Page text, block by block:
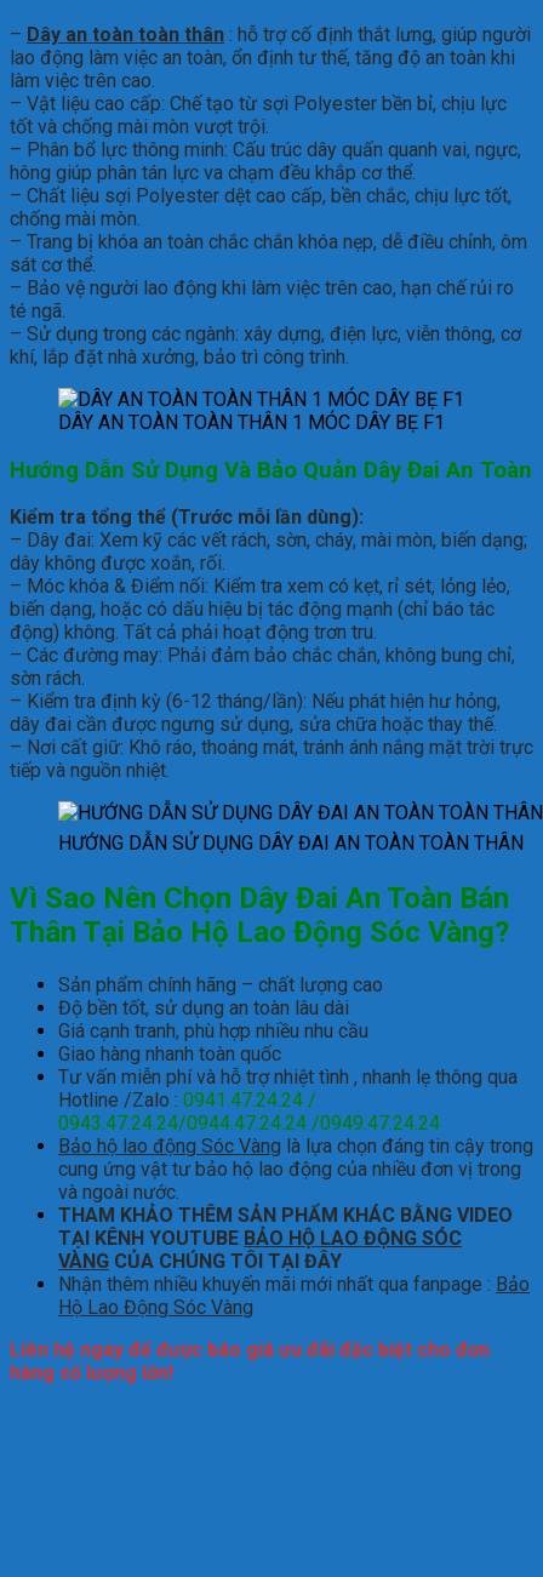
– Dây an toàn toàn thân : hỗ trợ cố định thắt lưng, giúp người
lao động làm việc an toàn, ổn định tư thế, tăng độ an toàn khi
làm việc trên cao.
– Vật liệu cao cấp: Chế tạo từ sợi Polyester bền bỉ, chịu lực
tốt và chống mài mòn vượt trội.
– Phân bổ lực thông minh: Cấu trúc dây quấn quanh vai, ngực,
hông giúp phân tán lực va chạm đều khắp cơ thể.
– Chất liệu sợi Polyester dệt cao cấp, bền chắc, chịu lực tốt,
chống mài mòn.
– Trang bị khóa an toàn chắc chắn khóa nẹp, dễ điều chỉnh, ôm
sát cơ thể.
– Bảo vệ người lao động khi làm việc trên cao, hạn chế rủi ro
té ngã.
– Sử dụng trong các ngành: xây dựng, điện lực, viễn thông, cơ
khí, lắp đặt nhà xưởng, bảo trì công trình.
DÂY AN TOÀN TOÀN THÂN 1 MÓC DÂY BẸ F1
Hướng Dẫn Sử Dụng Và Bảo Quản Dây Đai An Toàn
Kiểm tra tổng thể (Trước mỗi lần dùng):
– Dây đai: Xem kỹ các vết rách, sờn, cháy, mài mòn, biến dạng;
dây không được xoắn, rối.
– Móc khóa & Điểm nối: Kiểm tra xem có kẹt, rỉ sét, lỏng lẻo,
biến dạng, hoặc có dấu hiệu bị tác động mạnh (chỉ báo tác
động) không. Tất cả phải hoạt động trơn tru.
– Các đường may: Phải đảm bảo chắc chắn, không bung chỉ,
sờn rách.
– Kiểm tra định kỳ (6-12 tháng/lần): Nếu phát hiện hư hỏng,
dây đai cần được ngưng sử dụng, sửa chữa hoặc thay thế.
– Nơi cất giữ: Khô ráo, thoáng mát, tránh ánh nắng mặt trời trực
tiếp và nguồn nhiệt.
HƯỚNG DẪN SỬ DỤNG DÂY ĐAI AN TOÀN TOÀN THÂN
Vì Sao Nên Chọn Dây Đai An Toàn Bán
Thân Tại Bảo Hộ Lao Động Sóc Vàng?
Sản phẩm chính hãng – chất lượng cao
Độ bền tốt, sử dụng an toàn lâu dài
Giá cạnh tranh, phù hợp nhiều nhu cầu
Giao hàng nhanh toàn quốc
Tư vấn miễn phí và hỗ trợ nhiệt tình , nhanh lẹ thông qua
Hotline /Zalo : 0941.47.24.24 /
0943.47.24.24/0944.47.24.24 /0949.47.24.24
Bảo hộ lao động Sóc Vàng là lựa chọn đáng tin cậy trong
cung ứng vật tư bảo hộ lao động của nhiều đơn vị trong
và ngoài nước.
THAM KHẢO THÊM SẢN PHẨM KHÁC BẰNG VIDEO
TẠI KÊNH YOUTUBE BẢO HỘ LAO ĐỘNG SÓC
VÀNG CỦA CHÚNG TÔI TẠI ĐÂY
Nhận thêm nhiều khuyến mãi mới nhất qua fanpage : Bảo
Hộ Lao Động Sóc Vàng
Liên hệ ngay để được báo giá ưu đãi đặc biệt cho đơn
hàng số lượng lớn!